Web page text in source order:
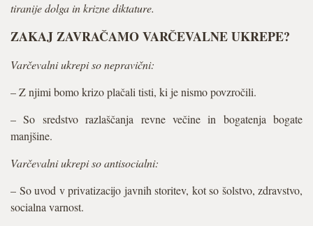
tiranije dolga in krizne diktature.
ZAKAJ ZAVRAČAMO VARČEVALNE UKREPE?
Varčevalni ukrepi so nepravični:
– Z njimi bomo krizo plačali tisti, ki je nismo povzročili.
– So sredstvo razlaščanja revne večine in bogatenja bogate
manjšine.
Varčevalni ukrepi so antisocialni:
– So uvod v privatizacijo javnih storitev, kot so šolstvo, zdravstvo,
socialna varnost.